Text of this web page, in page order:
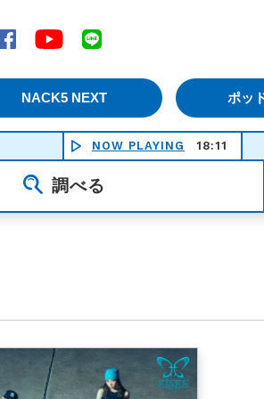
Facebook YouTube
NACK5 NEXT ポッ
NOW PLAYING 18:11
調べる